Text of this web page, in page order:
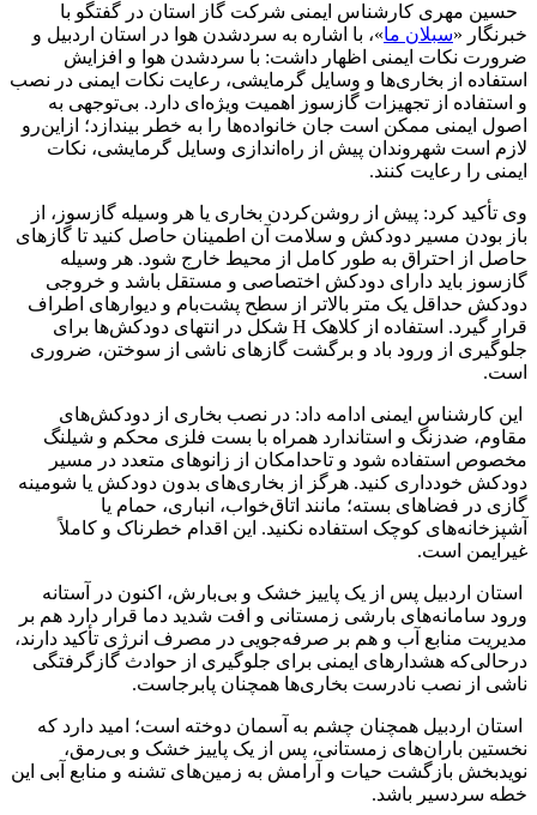
حسین مهری کارشناس ایمنی شرکت گاز استان در گفتگو با
خبرنگار «سبلان ما»، با اشاره به سردشدن هوا در استان اردبیل و
ضرورت نکات ایمنی اظهار داشت: با سردشدن هوا و افزایش
استفاده از بخاری‌ها و وسایل گرمایشی، رعایت نکات ایمنی در نصب
و استفاده از تجهیزات گازسوز اهمیت ویژه‌ای دارد. بی‌توجهی به
اصول ایمنی ممکن است جان خانواده‌ها را به خطر بیندازد؛ ازاین‌رو
لازم است شهروندان پیش از راه‌اندازی وسایل گرمایشی، نکات
ایمنی را رعایت کنند.
وی تأکید کرد: پیش از روشن‌کردن بخاری یا هر وسیله گازسوز، از
باز بودن مسیر دودکش و سلامت آن اطمینان حاصل کنید تا گازهای
حاصل از احتراق به طور کامل از محیط خارج شود. هر وسیله
گازسوز باید دارای دودکش اختصاصی و مستقل باشد و خروجی
دودکش حداقل یک متر بالاتر از سطح پشت‌بام و دیوارهای اطراف
قرار گیرد. استفاده از کلاهک H شکل در انتهای دودکش‌ها برای
جلوگیری از ورود باد و برگشت گازهای ناشی از سوختن، ضروری
است.
این کارشناس ایمنی ادامه داد: در نصب بخاری از دودکش‌های
مقاوم، ضدزنگ و استاندارد همراه با بست فلزی محکم و شیلنگ
مخصوص استفاده شود و تاحدامکان از زانوهای متعدد در مسیر
دودکش خودداری کنید. هرگز از بخاری‌های بدون دودکش یا شومینه
گازی در فضاهای بسته؛ مانند اتاق‌خواب، انباری، حمام یا
آشپزخانه‌های کوچک استفاده نکنید. این اقدام خطرناک و کاملاً
غیرایمن است.
استان اردبیل پس از یک پاییز خشک و بی‌بارش، اکنون در آستانه
ورود سامانه‌های بارشی زمستانی و افت شدید دما قرار دارد هم بر
مدیریت منابع آب و هم بر صرفه‌جویی در مصرف انرژی تأکید دارند،
درحالی‌که هشدارهای ایمنی برای جلوگیری از حوادث گازگرفتگی
ناشی از نصب نادرست بخاری‌ها همچنان پابرجاست.
استان اردبیل همچنان چشم به آسمان دوخته است؛ امید دارد که
نخستین باران‌های زمستانی، پس از یک پاییز خشک و بی‌رمق،
نویدبخش بازگشت حیات و آرامش به زمین‌های تشنه و منابع آبی این
خطه سردسیر باشد.